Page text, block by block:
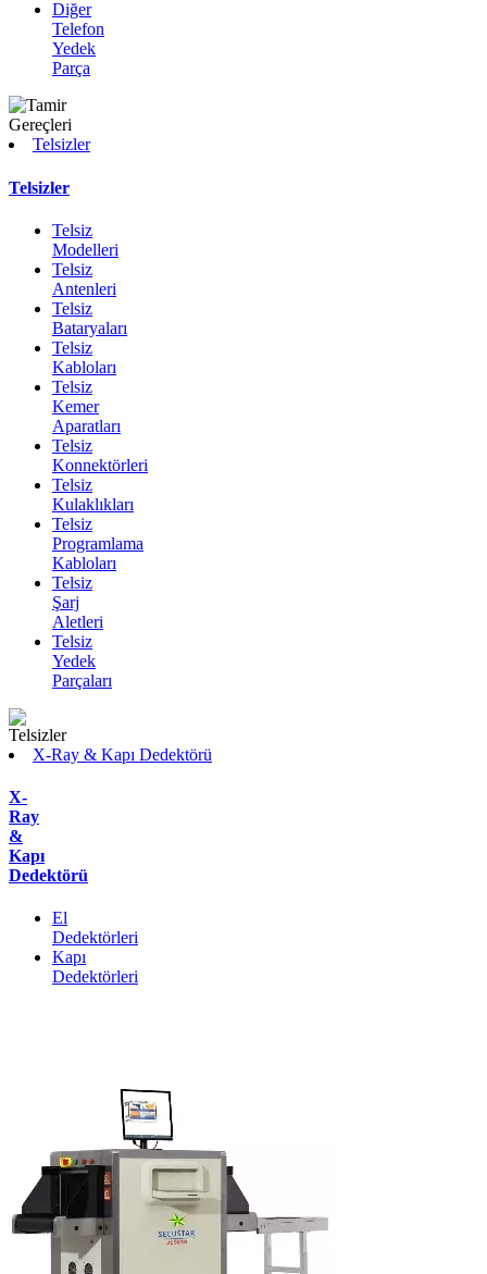
Diğer
Telefon
Yedek
Parça
Telsizler
Telsizler
Telsiz
Modelleri
Telsiz
Antenleri
Telsiz
Bataryaları
Telsiz
Kabloları
Telsiz
Kemer
Aparatları
Telsiz
Konnektörleri
Telsiz
Kulaklıkları
Telsiz
Programlama
Kabloları
Telsiz
Şarj
Aletleri
Telsiz
Yedek
Parçaları
X-Ray & Kapı Dedektörü
X-
Ray
&
Kapı
Dedektörü
El
Dedektörleri
Kapı
Dedektörleri